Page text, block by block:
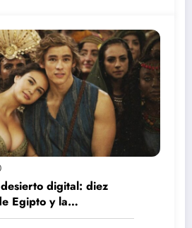
digital: diez
Egipto y la
sin